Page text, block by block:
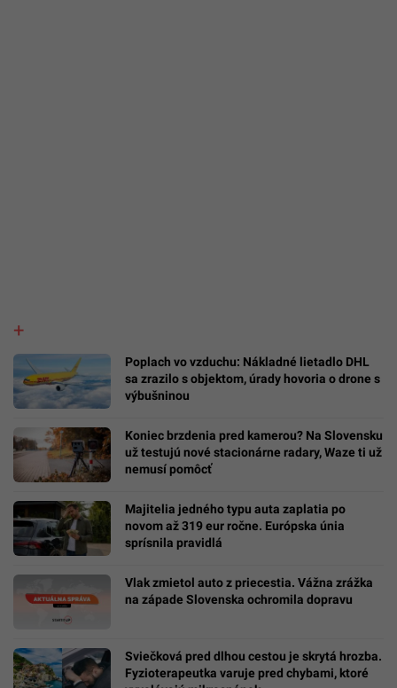
Poplach vo vzduchu: Nákladné lietadlo DHL
sa zrazilo s objektom, úrady hovoria o drone s
výbušninou
Koniec brzdenia pred kamerou? Na Slovensku
už testujú nové stacionárne radary, Waze ti už
nemusí pomôcť
Majitelia jedného typu auta zaplatia po
novom až 319 eur ročne. Európska únia
sprísnila pravidlá
Vlak zmietol auto z priecestia. Vážna zrážka
na západe Slovenska ochromila dopravu
Sviečková pred dlhou cestou je skrytá hrozba.
Fyzioterapeutka varuje pred chybami, ktoré